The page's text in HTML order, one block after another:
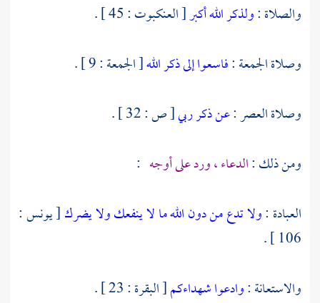
والصلاة :ولذكر الله أكبر[ العنكبوت : 45 ] .
وصلاة الجمعة :فاسعوا إلى ذكر الله[ الجمعة : 9 ] .
وصلاة العصر :عن ذكر ربي[ ص : 32 ] .
ومن ذلك :الدعاء ، ورد على أوجه :
العبادة :ولا تدع من دون الله ما لا ينفعك ولا يضرك[ يونس :
106 ] .
والاستعانة :وادعوا شهداءكم[ البقرة : 23 ] .